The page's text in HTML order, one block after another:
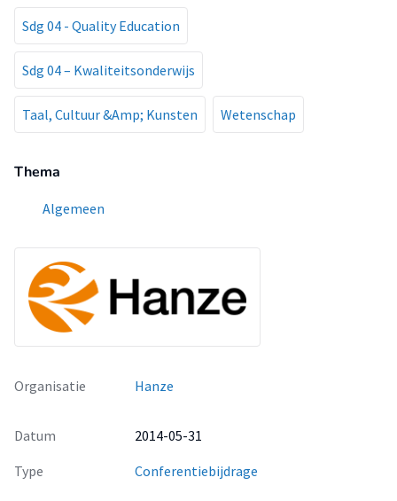
Sdg 04 - Quality Education
Sdg 04 – Kwaliteitsonderwijs
Taal, Cultuur &Amp; Kunsten Wetenschap
Thema
Algemeen
Organisatie Hanze
Datum
2014-05-31
Type
Conferentiebijdrage